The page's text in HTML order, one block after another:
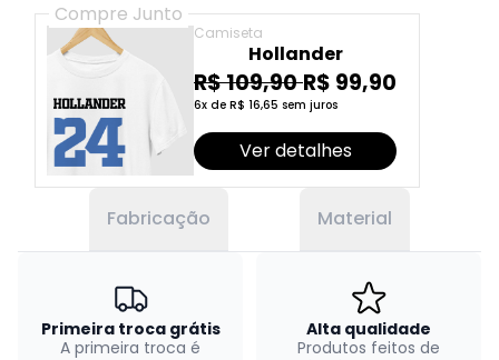
Compre Junto
Camiseta
Hollander
R$ 109,90 R$ 99,90
6x de R$ 16,65 sem juros
Ver detalhes
Fabricação Material
Primeira troca grátis
A primeira troca é
Alta qualidade
Produtos feitos de